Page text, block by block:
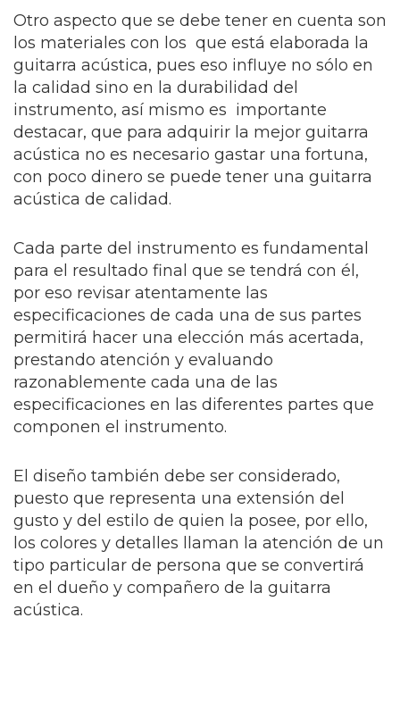
Otro aspecto que se debe tener en cuenta son
los materiales con los que está elaborada la
guitarra acústica, pues eso influye no sólo en
la calidad sino en la durabilidad del
instrumento, así mismo es importante
destacar, que para adquirir la mejor guitarra
acústica no es necesario gastar una fortuna,
con poco dinero se puede tener una guitarra
acústica de calidad.
Cada parte del instrumento es fundamental
para el resultado final que se tendrá con él,
por eso revisar atentamente las
especificaciones de cada una de sus partes
permitirá hacer una elección más acertada,
prestando atención y evaluando
razonablemente cada una de las
especificaciones en las diferentes partes que
componen el instrumento.
El diseño también debe ser considerado,
puesto que representa una extensión del
gusto y del estilo de quien la posee, por ello,
los colores y detalles llaman la atención de un
tipo particular de persona que se convertirá
en el dueño y compañero de la guitarra
acústica.